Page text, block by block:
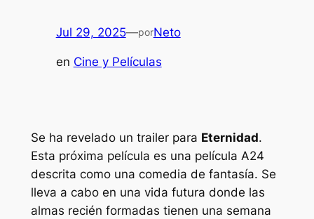
Jul 29, 2025—porNeto
en Cine y Películas
Se ha revelado un trailer para Eternidad.
Esta próxima película es una película A24
descrita como una comedia de fantasía. Se
lleva a cabo en una vida futura donde las
almas recién formadas tienen una semana